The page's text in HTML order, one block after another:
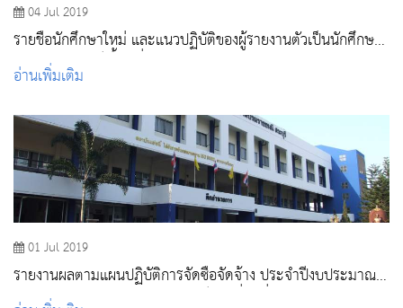
04 Jul 2019
รายชื่อนักศึกษาใหม่ และแนวปฏิบัติของผู้รายงานตัวเป็นนักศึกษา
พยาบาลศาสตร์ ชั้นปีที่ 1 รุ่น 42 ปีการศึกษา 2562
อ่านเพิ่มเติม
01 Jul 2019
รายงานผลตามแผนปฏิบัติการจัดซื้อจัดจ้าง ประจำปีงบประมาณ
2562 เฉพาะงบลงทุน (ค่าครุภัณฑ์และที่ดินสิ่งก่อสร้าง ประจำ